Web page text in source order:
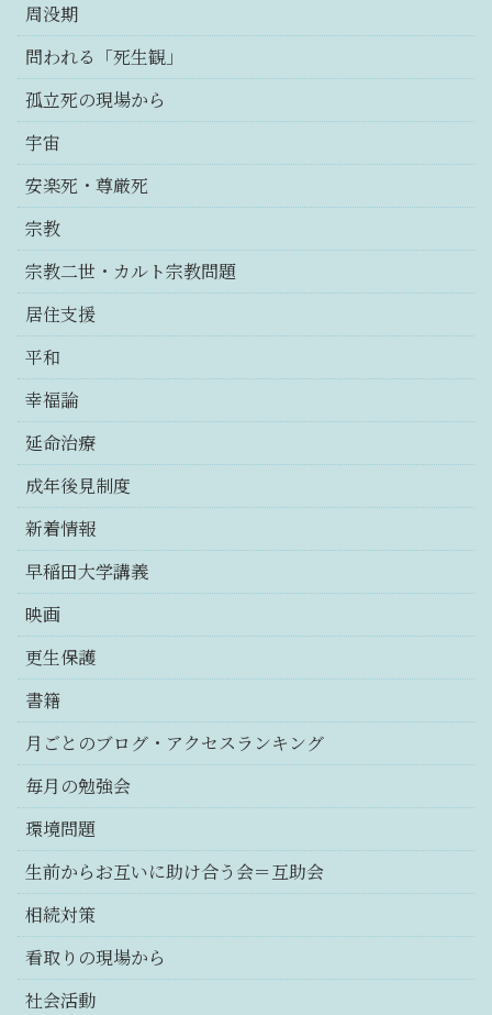
周没期
問われる「死生観」
孤立死の現場から
宇宙
安楽死・尊厳死
宗教
宗教二世・カルト宗教問題
居住支援
平和
幸福論
延命治療
成年後見制度
新着情報
早稲田大学講義
映画
更生保護
書籍
月ごとのブログ・アクセスランキング
毎月の勉強会
環境問題
生前からお互いに助け合う会＝互助会
相続対策
看取りの現場から
社会活動